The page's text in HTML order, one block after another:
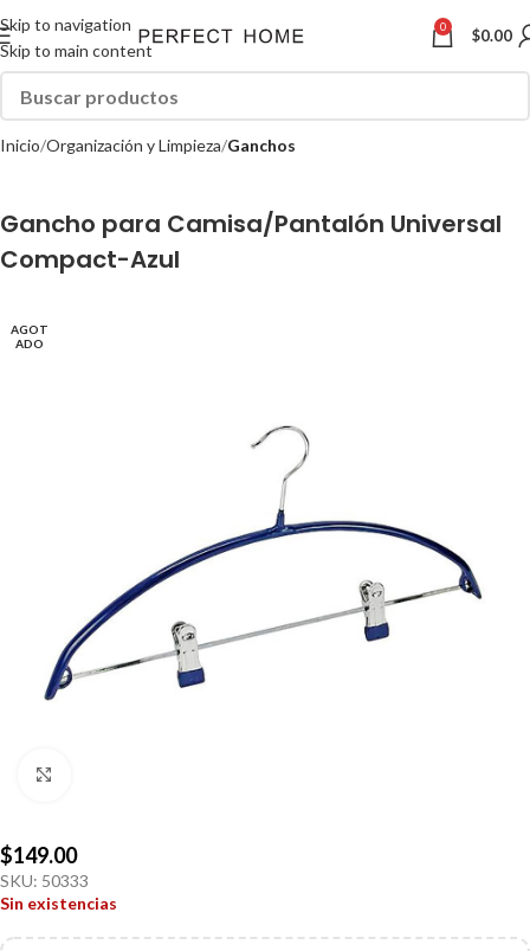
Skip to navigation
Skip to main content
0 $0.00
Inicio Organización y Limpieza Ganchos
Gancho para Camisa/Pantalón Universal
Compact-Azul
AGOT
ADO
$149.00
SKU: 50333
Sin existencias